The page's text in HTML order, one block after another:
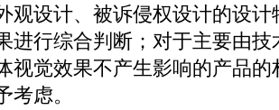
观设计、被诉侵权设计的设
进行综合判断；对于主要由
视觉效果不产生影响的产品
考虑。